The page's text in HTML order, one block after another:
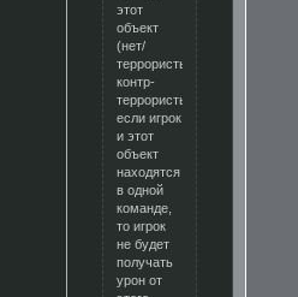
этот
объект
(нет/
террористы/
контр-
террористы);
если игрок
и этот
объект
находятся
в одной
команде,
то игрок
не будет
получать
урон от